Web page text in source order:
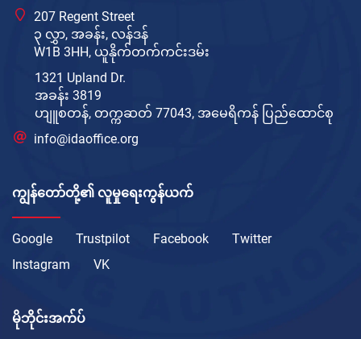
207 Regent Street
၃ လွှာ, အခန်း, လန်ဒန်
W1B 3HH, ယူနိုက်တက်ကင်းဒမ်း
1321 Upland Dr.
အခန်း 3819
ဟျူစတန်, တက္ကဆတ် 77043, အမေရိကန် ပြည်ထောင်စု
info@idaoffice.org
ကျွန်တော်တို့၏ လူမှုရေးကွန်ယက်
Google Trustpilot Facebook
Twitter
Instagram
VK
မိုဘိုင်းအက်ပ်